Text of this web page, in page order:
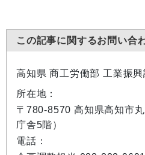
この記事に関するお問い合
高知県 商工労働部 工業振興
所在地：
〒780-8570 高知県高知市
庁舎5階）
電話：